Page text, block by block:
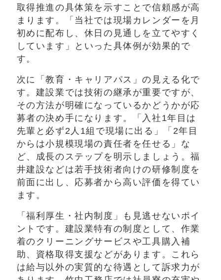
取得推進の具体策を示すことで信頼感が高
まります。「当社では現場カレンダーを月
初めに配布し、休日の見通しを立てやすく
しています」といった具体例が効果的で
す。
次に「教育・キャリアパス」の見える化で
す。建設業では技術の継承が重要ですが、
その方法が明確になっているかどうかが応
募者の決め手になります。「入社1年目は
先輩と必ず2人1組で現場に出る」「2年目
からは小規模現場の責任者を任せる」な
ど、成長のステップを明示しましょう。福
井建設などは若手技術者向けの研修制度を
前面に出し、応募者から高い評価を得てい
ます。
「福利厚生・社内制度」も見逃せないポイ
ントです。建設業特有の制度として、作業
着のクリーニングサービスや工具購入補
助、資格取得支援などがあります。これら
は給与以外の実質的な待遇として訴求力が